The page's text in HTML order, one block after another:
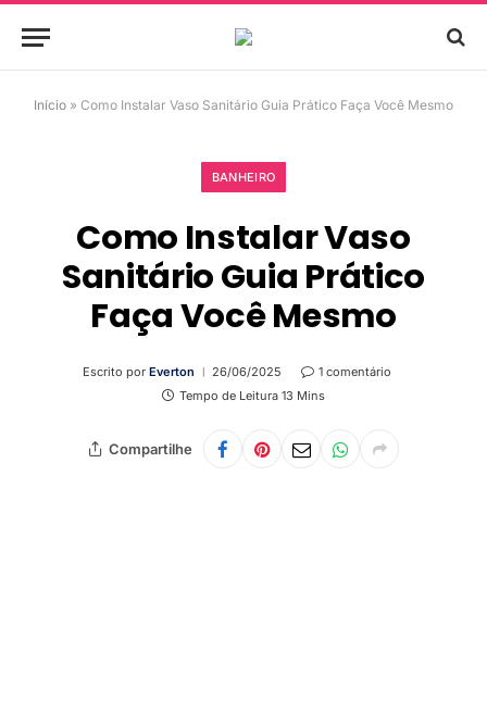
Início » Como Instalar Vaso Sanitário Guia Prático Faça Você Mesmo
BANHEIRO
Como Instalar Vaso
Sanitário Guia Prático
Faça Você Mesmo
Escrito por Everton 26/06/2025
1 comentário
Tempo de Leitura 13 Mins
Compartilhe